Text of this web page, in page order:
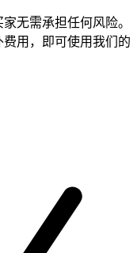
无需承担任何风险。
用，即可使用我们的